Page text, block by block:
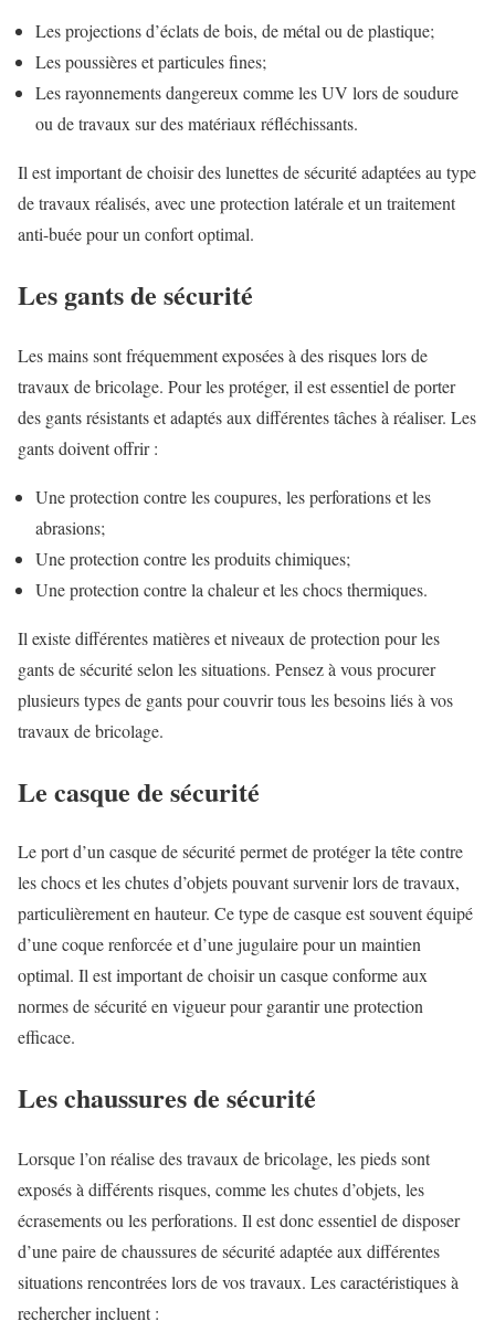
Les projections d’éclats de bois, de métal ou de plastique;
Les poussières et particules fines;
Les rayonnements dangereux comme les UV lors de soudure
ou de travaux sur des matériaux réfléchissants.
Il est important de choisir des lunettes de sécurité adaptées au type
de travaux réalisés, avec une protection latérale et un traitement
anti-buée pour un confort optimal.
Les gants de sécurité
Les mains sont fréquemment exposées à des risques lors de
travaux de bricolage. Pour les protéger, il est essentiel de porter
des gants résistants et adaptés aux différentes tâches à réaliser. Les
gants doivent offrir :
Une protection contre les coupures, les perforations et les
abrasions;
Une protection contre les produits chimiques;
Une protection contre la chaleur et les chocs thermiques.
Il existe différentes matières et niveaux de protection pour les
gants de sécurité selon les situations. Pensez à vous procurer
plusieurs types de gants pour couvrir tous les besoins liés à vos
travaux de bricolage.
Le casque de sécurité
Le port d’un casque de sécurité permet de protéger la tête contre
les chocs et les chutes d’objets pouvant survenir lors de travaux,
particulièrement en hauteur. Ce type de casque est souvent équipé
d’une coque renforcée et d’une jugulaire pour un maintien
optimal. Il est important de choisir un casque conforme aux
normes de sécurité en vigueur pour garantir une protection
efficace.
Les chaussures de sécurité
Lorsque l’on réalise des travaux de bricolage, les pieds sont
exposés à différents risques, comme les chutes d’objets, les
écrasements ou les perforations. Il est donc essentiel de disposer
d’une paire de chaussures de sécurité adaptée aux différentes
situations rencontrées lors de vos travaux. Les caractéristiques à
rechercher incluent :